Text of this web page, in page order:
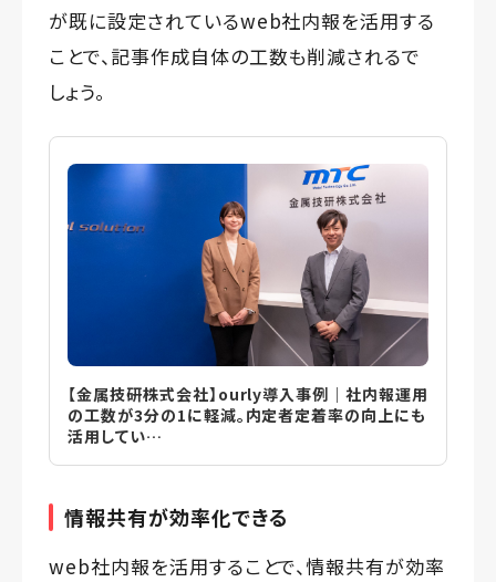
が既に設定されているweb社内報を活用する
ことで、記事作成自体の工数も削減されるで
しょう。
【金属技研株式会社】ourly導入事例｜社内報運用
の工数が3分の1に軽減。内定者定着率の向上にも
活用してい…
情報共有が効率化できる
web社内報を活用することで、情報共有が効率